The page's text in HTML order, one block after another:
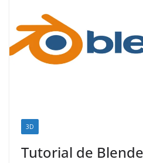
3D
Tutorial de